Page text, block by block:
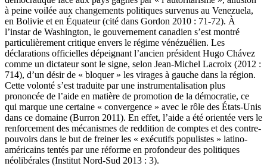
à peine voilée aux changements politiques survenus au Venezuela,
en Bolivie et en Équateur (cité dans Gordon 2010 : 71-72). À
l’instar de Washington, le gouvernement canadien s’est montré
particulièrement critique envers le régime vénézuélien. Les
déclarations officielles dépeignant l’ancien président Hugo Chávez
comme un dictateur sont le signe, selon Jean-Michel Lacroix (2012 :
714), d’un désir de « bloquer » les virages à gauche dans la région.
Cette volonté s’est traduite par une instrumentalisation plus
prononcée de l’aide en matière de promotion de la démocratie, ce
qui marque une certaine « convergence » avec le rôle des États-Unis
dans ce domaine (Burron 2011). En effet, l’aide a été orientée vers le
renforcement des mécanismes de reddition de comptes et des contre-
pouvoirs dans le but de freiner les « exécutifs populistes » latino-
américains tentés par une réforme en profondeur des politiques
néolibérales (Institut Nord-Sud 2013 : 3).